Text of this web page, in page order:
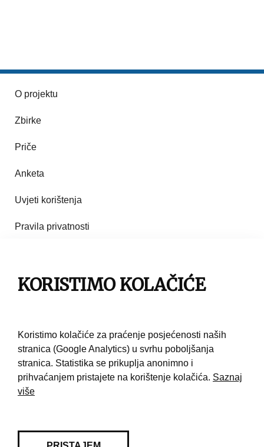
O projektu
Zbirke
Priče
Anketa
Uvjeti korištenja
Pravila privatnosti
Pravila korištenja
KORISTIMO KOLAČIĆE
Koristimo kolačiće za praćenje posjećenosti naših
stranica (Google Analytics) u svrhu poboljšanja
stranica. Statistika se prikuplja anonimno i
prihvaćanjem pristajete na korištenje kolačića. Saznaj
više